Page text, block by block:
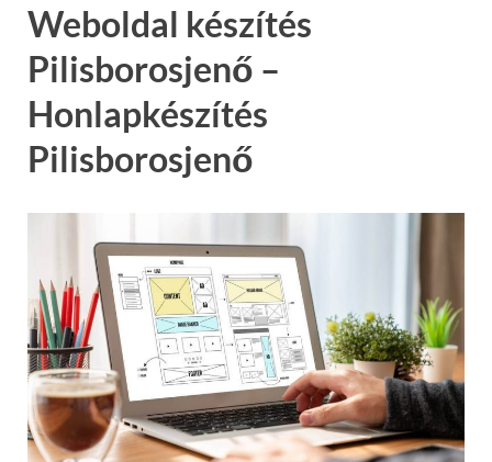
Weboldal készítés
Pilisborosjenő –
Honlapkészítés
Pilisborosjenő